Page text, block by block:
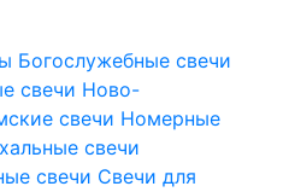
Богослужебные свечи
свечи Ново-
свечи Номерные
свечи
свечи Свечи для